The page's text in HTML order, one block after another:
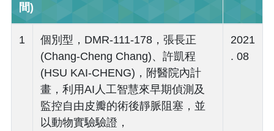
間)
1
個別型，DMR-111-178，張長正
(Chang-Cheng Chang)、許凱程
(HSU KAI-CHENG)，附醫院內計
畫，利用AI人工智慧來早期偵測及
監控自由皮瓣的術後靜脈阻塞，並
以動物實驗驗證，
2021
. 08